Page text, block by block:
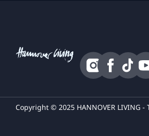
Copyright © 2025 HANNOVER LIVING